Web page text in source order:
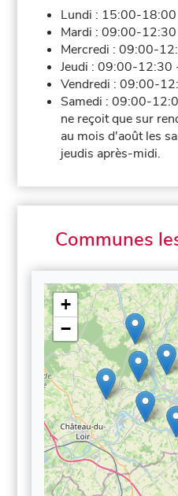
Lundi : 15:00-18:00
Mardi :09:00-12:30
Mercredi :09:00-
Jeudi :09:00-12:30
Vendredi :09:00-
Samedi :09:00-
ne reçoit que sur
au mois d'août les
jeudis après-midi.
Communes
+
−